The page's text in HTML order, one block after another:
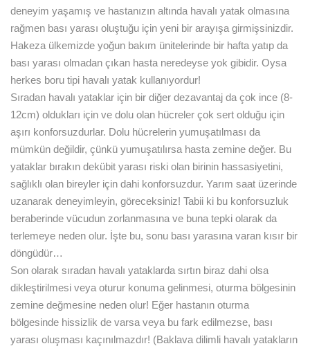
deneyim yaşamış ve hastanızın altında havalı yatak olmasına
rağmen bası yarası oluştuğu için yeni bir arayışa girmişsinizdir.
Hakeza ülkemizde yoğun bakım ünitelerinde bir hafta yatıp da
bası yarası olmadan çıkan hasta neredeyse yok gibidir. Oysa
herkes boru tipi havalı yatak kullanıyordur!
Sıradan havalı yataklar için bir diğer dezavantaj da çok ince (8-
12cm) oldukları için ve dolu olan hücreler çok sert olduğu için
aşırı konforsuzdurlar. Dolu hücrelerin yumuşatılması da
mümkün değildir, çünkü yumuşatılırsa hasta zemine değer. Bu
yataklar bırakın dekübit yarası riski olan birinin hassasiyetini,
sağlıklı olan bireyler için dahi konforsuzdur. Yarım saat üzerinde
uzanarak deneyimleyin, göreceksiniz! Tabii ki bu konforsuzluk
beraberinde vücudun zorlanmasına ve buna tepki olarak da
terlemeye neden olur. İşte bu, sonu bası yarasına varan kısır bir
döngüdür…
Son olarak sıradan havalı yataklarda sırtın biraz dahi olsa
dikleştirilmesi veya oturur konuma gelinmesi, oturma bölgesinin
zemine değmesine neden olur! Eğer hastanın oturma
bölgesinde hissizlik de varsa veya bu fark edilmezse, bası
yarası oluşması kaçınılmazdır! (Baklava dilimli havalı yatakların